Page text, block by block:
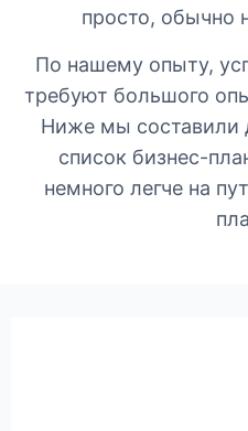
просто, обычно
По нашему опыту,
требуют большого
Ниже мы составили
список бизнес-
немного легче на